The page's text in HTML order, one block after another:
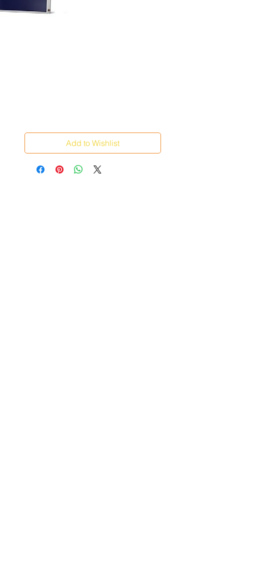
Add to Wishlist